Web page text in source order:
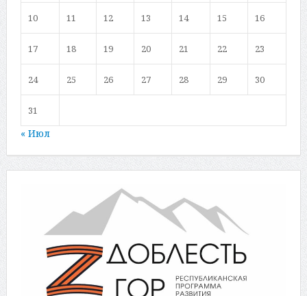
10 11 12 13 14 15 16
17 18 19 20 21 22 23
24 25 26 27 28 29 30
31
« Июл